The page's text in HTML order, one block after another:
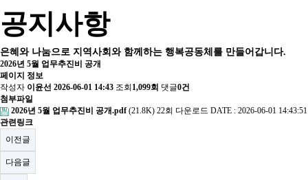
공지사항
은혜와 나눔으로 지역사회와 함께하는 행복공동체를 만들어갑니다.
2026년 5월 업무추진비 공개
페이지 정보
작성자 이윤선 2026-06-01 14:43 조회 1,099회 댓글0건
첨부파일
2026년 5월 업무추진비 공개.pdf(21.8K) 22회 다운로드 DATE : 2026-06-01 14:43:51
관련링크
이전글
다음글